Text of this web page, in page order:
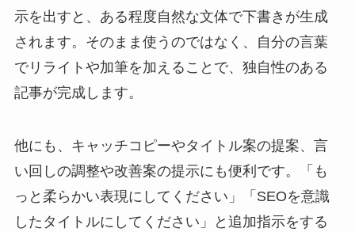
示を出すと、ある程度自然な文体で下書きが生成
されます。そのまま使うのではなく、自分の言葉
でリライトや加筆を加えることで、独自性のある
記事が完成します。
他にも、キャッチコピーやタイトル案の提案、言
い回しの調整や改善案の提示にも便利です。「も
っと柔らかい表現にしてください」「SEOを意識
したタイトルにしてください」と追加指示をする